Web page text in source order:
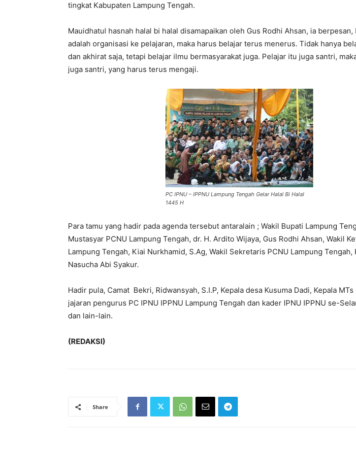
tingkat Kabupaten Lampung Tengah.
Mauidhatul hasnah halal bi halal disamapaikan oleh Gus Rodhi Ahsan, ia berpesan,
adalah organisasi ke pelajaran, maka harus belajar terus menerus. Tidak hanya
dan akhirat saja, tetapi belajar ilmu bermasyarakat juga. Pelajar itu juga santri,
juga santri, yang harus terus mengaji.
PC IPNU – IPPNU Lampung Tengah Gelar Halal Bi Halal
1445 H
Para tamu yang hadir pada agenda tersebut antaralain ; Wakil Bupati Lampung
Mustasyar PCNU Lampung Tengah, dr. H. Ardito Wijaya, Gus Rodhi Ahsan, Wakil
Lampung Tengah, Kiai Nurkhamid, S.Ag, Wakil Sekretaris PCNU Lampung Tengah,
Nasucha Abi Syakur.
Hadir pula, Camat Bekri, Ridwansyah, S.I.P, Kepala desa Kusuma Dadi, Kepala MTs
jajaran pengurus PC IPNU IPPNU Lampung Tengah dan kader IPNU IPPNU se-
dan lain-lain.
(REDAKSI)
Share